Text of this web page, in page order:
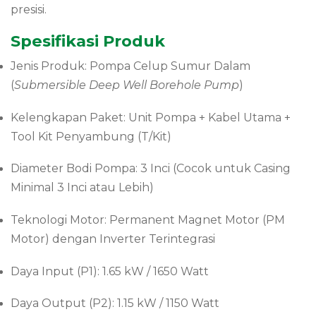
presisi.
Spesifikasi Produk
Jenis Produk: Pompa Celup Sumur Dalam
(Submersible Deep Well Borehole Pump)
Kelengkapan Paket: Unit Pompa + Kabel Utama +
Tool Kit Penyambung (T/Kit)
Diameter Bodi Pompa: 3 Inci (Cocok untuk Casing
Minimal 3 Inci atau Lebih)
Teknologi Motor: Permanent Magnet Motor (PM
Motor) dengan Inverter Terintegrasi
Daya Input (P1): 1.65 kW / 1650 Watt
Daya Output (P2): 1.15 kW / 1150 Watt